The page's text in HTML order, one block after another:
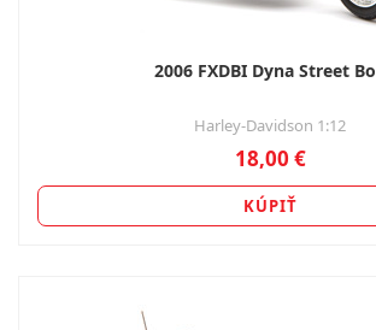
2006 FXDBI Dyna Street
Harley-Davidson 1:12
18,00 €
KÚPIŤ